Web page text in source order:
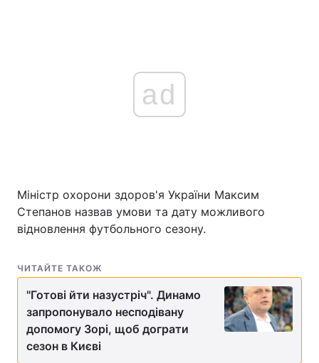
ad
Міністр охорони здоров'я України Максим
Степанов назвав умови та дату можливого
відновлення футбольного сезону.
ЧИТАЙТЕ ТАКОЖ
"Готові йти назустріч". Динамо
запропонувало несподівану
допомогу Зорі, щоб дограти
сезон в Києві